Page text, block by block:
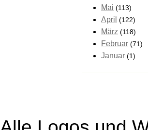
Mai (113)
April (122)
März (118)
Februar (71)
Januar (1)